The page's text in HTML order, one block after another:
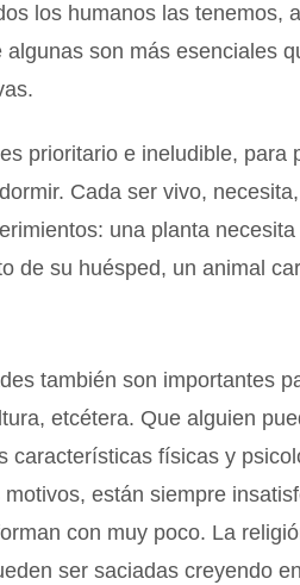
los humanos las tenemos,
son más esenciales
prioritario e ineludible, para
Cada ser vivo,
una planta
de su huésped, un animal
también son importantes
etcétera. Que alguien
características físicas y
están siempre
con muy poco. La
ser saciadas creyendo